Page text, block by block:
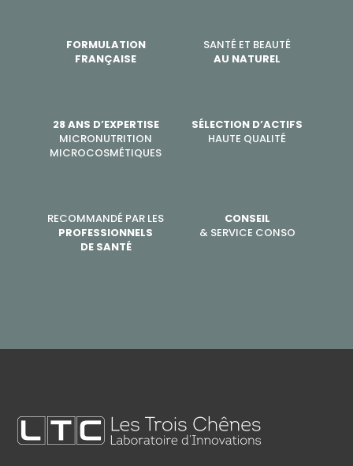
FORMULATION
FRANÇAISE
SANTÉ ET BEAUTÉ
AU NATUREL
28 ANS D’EXPERTISE
MICRONUTRITION
MICROCOSMÉTIQUES
SÉLECTION D’ACTIFS
HAUTE QUALITÉ
RECOMMANDÉ PAR LES
PROFESSIONNELS
DE SANTÉ
CONSEIL
& SERVICE CONSO